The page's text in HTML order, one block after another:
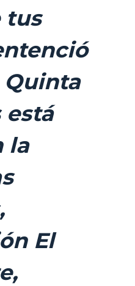
tus
Quinta
está
la
El